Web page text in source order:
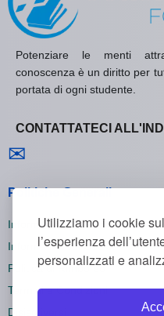
Utilizziamo i cookie
l’esperienza
personalizzati e
Potenziare le menti
conoscenza è un diritto per
portata di ogni studente.
CONTATTATECI
✉
Politiche Generali
Informativa sulla Privacy
Informativa sui Cookie
Politica di Rimborso
Termini e Condizioni
Disiscriversi